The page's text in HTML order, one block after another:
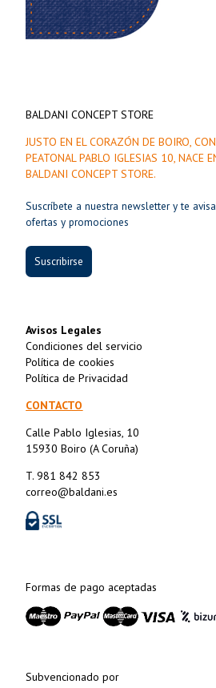
BALDANI CONCEPT STORE
JUSTO EN EL CORAZÓN DE BOIRO,
PEATONAL PABLO IGLESIAS 10, NACE
BALDANI CONCEPT STORE.
Suscríbete a nuestra newsletter y te
ofertas y promociones
Suscribirse
Avisos Legales
Condiciones del servicio
Política de cookies
Política de Privacidad
CONTACTO
Calle Pablo Iglesias, 10
15930 Boiro (A Coruña)
T. 981 842 853
correo@baldani.es
Formas de pago aceptadas
Subvencionado por